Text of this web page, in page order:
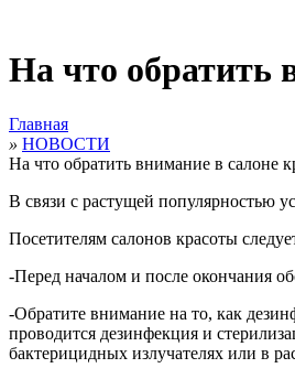
На что обратить
Главная
» НОВОСТИ
На что обратить внимание в салоне
В связи с растущей популярностью
Посетителям салонов красоты
-Перед началом и после окончания
-Обратите внимание на то, как
проводится дезинфекция и
бактерицидных излучателях или в